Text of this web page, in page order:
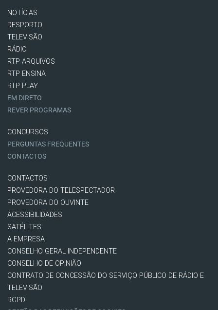
NOTÍCIAS
DESPORTO
TELEVISÃO
RÁDIO
RTP ARQUIVOS
RTP ENSINA
RTP PLAY
EM DIRETO
REVER PROGRAMAS
CONCURSOS
PERGUNTAS FREQUENTES
CONTACTOS
CONTACTOS
PROVEDORA DO TELESPECTADOR
PROVEDORA DO OUVINTE
ACESSIBILIDADES
SATÉLITES
A EMPRESA
CONSELHO GERAL INDEPENDENTE
CONSELHO DE OPINIÃO
CONTRATO DE CONCESSÃO DO SERVIÇO PÚBLICO DE RÁDIO E
TELEVISÃO
RGPD